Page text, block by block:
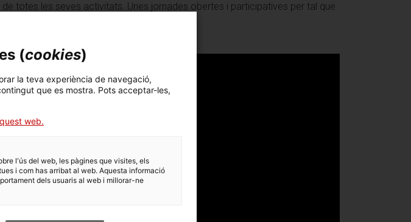
totes les seves activitats. Unes jornades obertes i participatives per tal que
(cookies)
la teva experiència de navegació,
que es mostra. Pots acceptar-les,
web.
l'ús del web, les pàgines que visites, els
i com has arribat al web. Aquesta informació
dels usuaris al web i millorar-ne